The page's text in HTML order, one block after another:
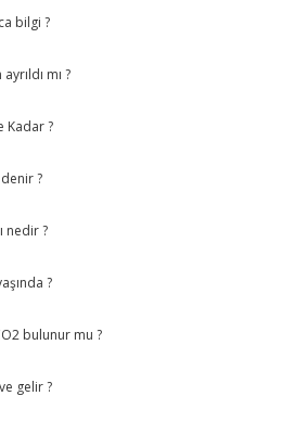
bilgi ?
mı ?
Kadar ?
?
nedir ?
?
bulunur mu ?
gelir ?